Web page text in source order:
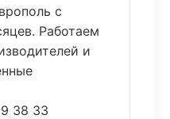
с
Работаем
и
38 33